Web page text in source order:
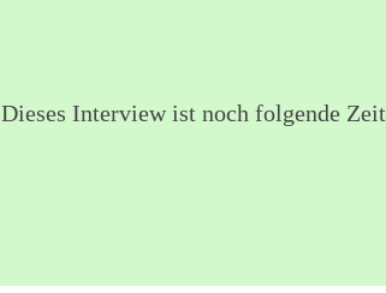
Dieses Interview ist noch folgende Zeit